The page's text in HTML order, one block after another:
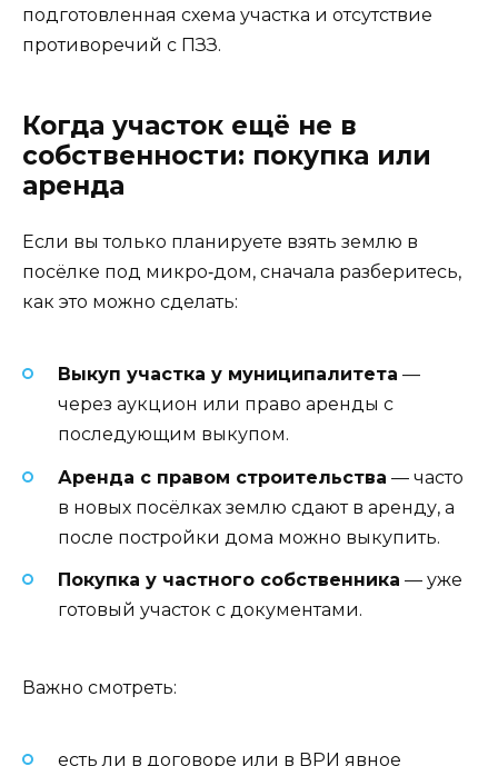
подготовленная схема участка и отсутствие
противоречий с ПЗЗ.
Когда участок ещё не в
собственности: покупка или
аренда
Если вы только планируете взять землю в
посёлке под микро‑дом, сначала разберитесь,
как это можно сделать:
Выкуп участка у муниципалитета —
через аукцион или право аренды с
последующим выкупом.
Аренда с правом строительства — часто
в новых посёлках землю сдают в аренду, а
после постройки дома можно выкупить.
Покупка у частного собственника — уже
готовый участок с документами.
Важно смотреть:
есть ли в договоре или в ВРИ явное